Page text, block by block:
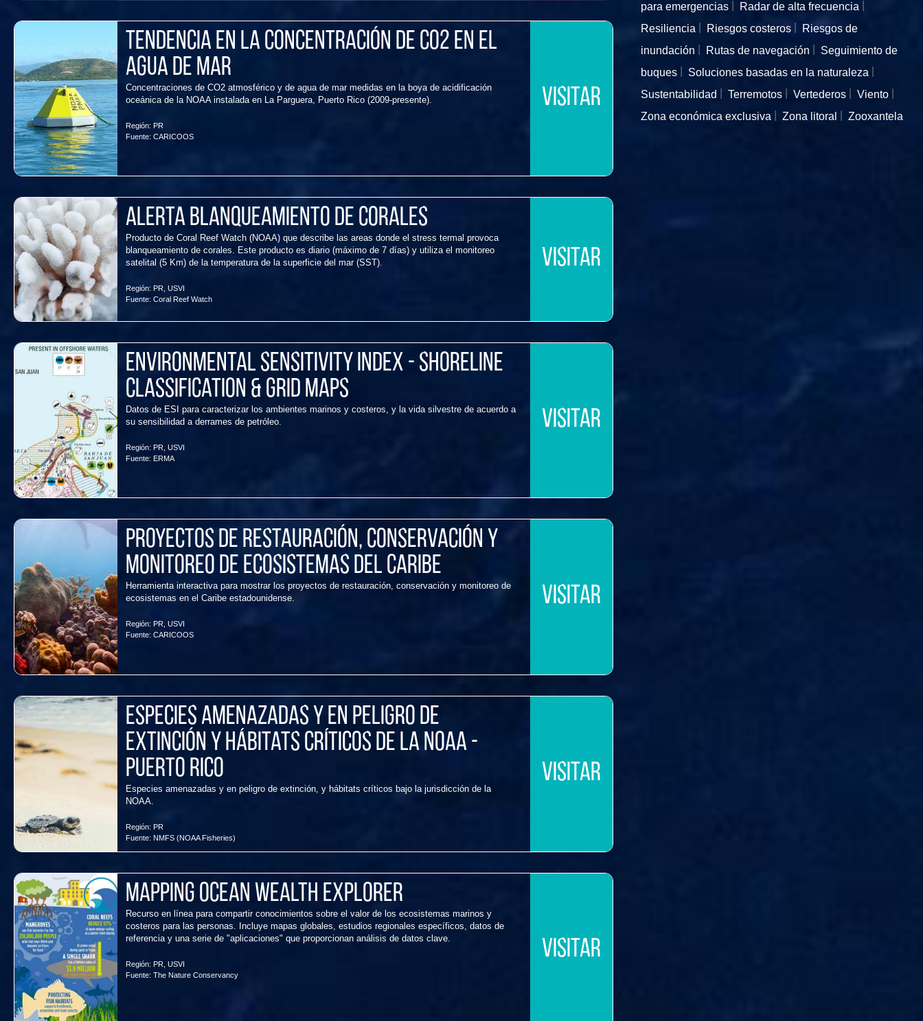
Tendencia en la Concentración de CO2 en el
Agua de Mar
Concentraciones de CO2 atmosférico y de agua de mar medidas en la boya de acidificación
oceánica de la NOAA instalada en La Parguera, Puerto Rico (2009-presente).
Región: PR
Fuente: CARICOOS
VISITAR
Alerta Blanqueamiento de Corales
Producto de Coral Reef Watch (NOAA) que describe las areas donde el stress termal provoca
blanqueamiento de corales. Este producto es diario (máximo de 7 días) y utiliza el monitoreo
satelital (5 Km) de la temperatura de la superficie del mar (SST).
Región: PR USVI
Fuente: Coral Reef Watch
VISITAR
Environmental Sensitivity Index - Shoreline
Classification & Grid Maps
Datos de ESI para caracterizar los ambientes marinos y costeros, y la vida silvestre de acuerdo a
su sensibilidad a derrames de petróleo.
Región: PR USVI
Fuente: ERMA
VISITAR
Proyectos de Restauración, Conservación y
Monitoreo de Ecosistemas del Caribe
Herramienta interactiva para mostrar los proyectos de restauración, conservación y monitoreo de
ecosistemas en el Caribe estadounidense.
Región: PR USVI
Fuente: CARICOOS
VISITAR
Especies amenazadas y en peligro de
extinción y hábitats críticos de la NOAA -
Puerto Rico
Especies amenazadas y en peligro de extinción, y hábitats críticos bajo la jurisdicción de la
NOAA.
Región: PR
Fuente: NMFS (NOAA Fisheries)
VISITAR
Mapping Ocean Wealth Explorer
Recurso en línea para compartir conocimientos sobre el valor de los ecosistemas marinos y
costeros para las personas. Incluye mapas globales, estudios regionales específicos, datos de
referencia y una serie de "aplicaciones" que proporcionan análisis de datos clave.
Región: PR USVI
Fuente: The Nature Conservancy
VISITAR
para emergencias
Radar de alta frecuencia
Resiliencia
Riesgos costeros
Riesgos de
inundación
Rutas de navegación
Seguimiento de
buques
Soluciones basadas en la naturaleza
Sustentabilidad
Terremotos Vertederos
Viento
Zona económica exclusiva
Zona litoral Zooxantela